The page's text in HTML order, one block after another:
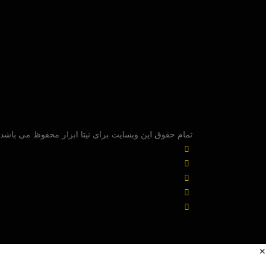
تمام حقوق این وبسایت برای نیتا ابزار محفوظ می باشد
✕